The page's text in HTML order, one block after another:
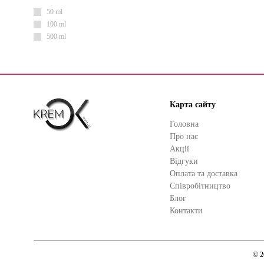
50 ml
100 ml
500 ml
Карта сайту
Головна
Про нас
Акції
Відгуки
Оплата та доставка
Cпівробітництво
Блог
Контакти
©